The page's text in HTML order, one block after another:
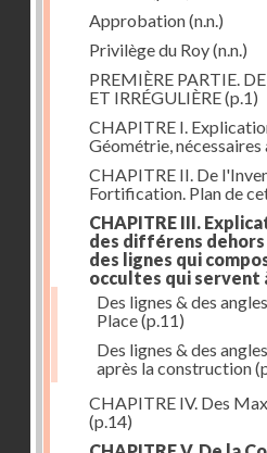
Approbation(n.n.)
Privilège du Roy(n.n.)
PREMIÈRE PARTIE.
ET IRRÉGULIÈRE(p.1)
CHAPITRE I.
Géométrie,
CHAPITRE II. De
Fortification. Plan de
CHAPITRE III.
des différens dehors
des lignes qui
occultes qui servent
Des lignes & des
Place(p.11)
Des lignes & des
après la construction
CHAPITRE IV. Des
(p.14)